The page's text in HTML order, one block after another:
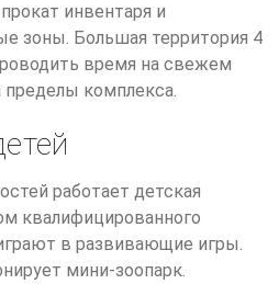
инвентаря и
зоны. Большая территория 4
время на свежем
комплекса.
работает детская
квалифицированного
в развивающие игры.
мини-зоопарк.